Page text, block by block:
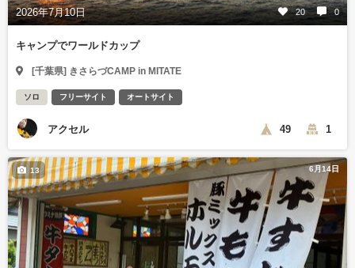
2026年7月10日 20 0
キャンプでワールドカップ
[千葉県] きさらづCAMP in MITATE
ソロ フリーサイト オートサイト
アクセル 49 1
6月14日
13